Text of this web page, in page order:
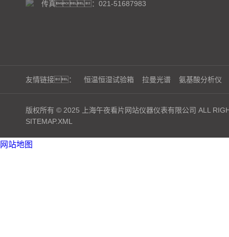
传真：021-51687983
友情链接： 恒温恒湿试验箱 拉曼光谱 氨基酸分析仪
版权所有 © 2025 上海午夜看片网站仪器仪表有限公司 ALL
SITEMAP.XML
网站地图